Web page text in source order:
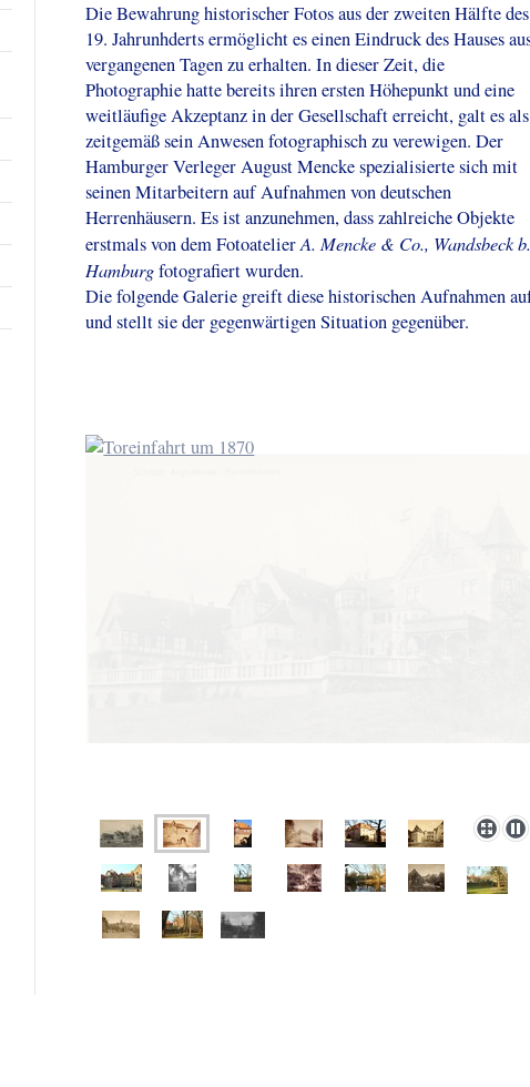
Die Bewahrung historischer Fotos aus der zweiten Hälfte des
19. Jahrunhderts ermöglicht es einen Eindruck des Hauses
vergangenen Tagen zu erhalten. In dieser Zeit, die
Photographie hatte bereits ihren ersten Höhepunkt und eine
weitläufige Akzeptanz in der Gesellschaft erreicht, galt es als
zeitgemäß sein Anwesen fotographisch zu verewigen. Der
Hamburger Verleger August Mencke spezialisierte sich mit
seinen Mitarbeitern auf Aufnahmen von deutschen
Herrenhäusern. Es ist anzunehmen, dass zahlreiche Objekte
erstmals von dem FotoatelierA. Mencke & Co., Wandsbeck b.
Hamburgfotografiert wurden .
Die folgende Galerie greift diese historischen Aufnahmen
und stellt sie der gegenwärtigen Situation gegenüber.